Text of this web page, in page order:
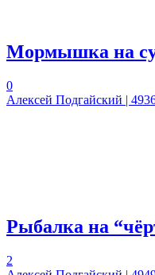
Мормышка на
0
Алексей Подгайский |
Рыбалка на
2